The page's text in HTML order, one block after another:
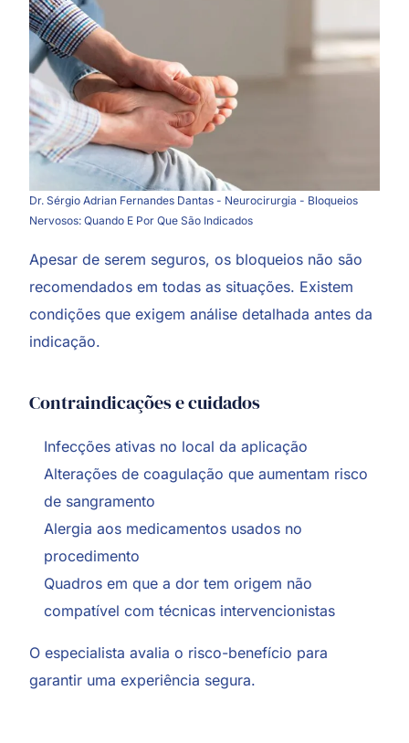
Dr. Sérgio Adrian Fernandes Dantas - Neurocirurgia - Bloqueios
Nervosos: Quando E Por Que São Indicados
Apesar de serem seguros, os bloqueios não são
recomendados em todas as situações. Existem
condições que exigem análise detalhada antes da
indicação.
Contraindicações e cuidados
Infecções ativas no local da aplicação
Alterações de coagulação que aumentam risco
de sangramento
Alergia aos medicamentos usados no
procedimento
Quadros em que a dor tem origem não
compatível com técnicas intervencionistas
O especialista avalia o risco-benefício para
garantir uma experiência segura.